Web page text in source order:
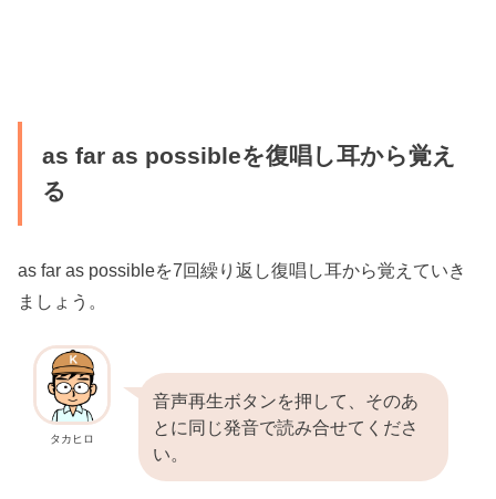
as far as possibleを復唱し耳から覚え
る
as far as possibleを7回繰り返し復唱し耳から覚えていき
ましょう。
タカヒロ
音声再生ボタンを押して、そのあ
とに同じ発音で読み合せてくださ
い。